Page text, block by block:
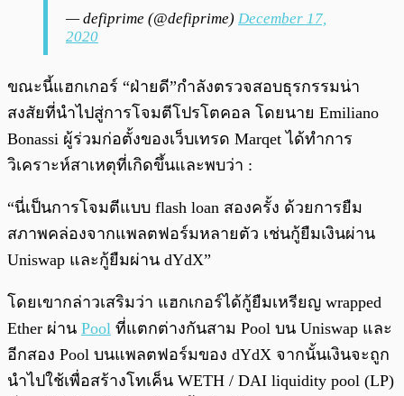
— defiprime (@defiprime) December 17,
2020
ขณะนี้แฮกเกอร์ “ฝ่ายดี”กำลังตรวจสอบธุรกรรมน่า
สงสัยที่นำไปสู่การโจมตีโปรโตคอล โดยนาย Emiliano
Bonassi ผู้ร่วมก่อตั้งของเว็บเทรด Marqet ได้ทำการ
วิเคราะห์สาเหตุที่เกิดขึ้นและพบว่า :
“นี่เป็นการโจมตีแบบ flash loan สองครั้ง ด้วยการยืม
สภาพคล่องจากแพลตฟอร์มหลายตัว เช่นกู้ยืมเงินผ่าน
Uniswap และกู้ยืมผ่าน dYdX”
โดยเขากล่าวเสริมว่า แฮกเกอร์ได้กู้ยืมเหรียญ wrapped
Ether ผ่าน Pool ที่แตกต่างกันสาม Pool บน Uniswap และ
อีกสอง Pool บนแพลตฟอร์มของ dYdX จากนั้นเงินจะถูก
นำไปใช้เพื่อสร้างโทเค็น WETH / DAI liquidity pool (LP)